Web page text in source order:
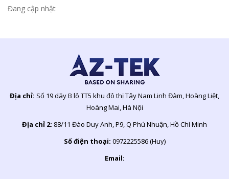
Đang cập nhật
Địa chỉ: Số 19 dãy B lô TT5 khu đô thị Tây Nam Linh Đàm, Hoàng Liệt,
Hoàng Mai, Hà Nội
Địa chỉ 2: 88/11 Đào Duy Anh, P9, Q Phú Nhuận, Hồ Chí Minh
Số điện thoại: 0972225586 (Huy)
Email: